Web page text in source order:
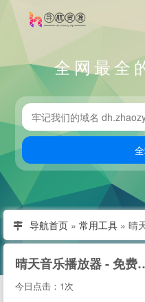
全网最全
导航首页 » 常用工具 »
晴天音乐播放器
今日点击：1次